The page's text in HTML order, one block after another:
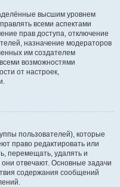
высшим уровнем
всеми аспектами
прав доступа, отключение
назначение модераторов
им создателем
возможностями
от настроек,
пользователей), которые
право редактировать или
перемещать, удалять и
отвечают. Основные задачи
содержания сообщений